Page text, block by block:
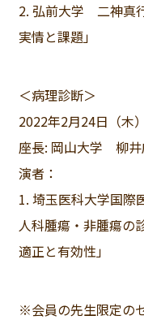
2. 弘前大学 二神真
実情と課題」
＜病理診断＞
2022年2月24日（木
座長: 岡山大学 柳井
演者：
1. 埼玉医科大学国
人科腫瘍・非腫瘍の
適正と有効性」
※会員の先生限定の